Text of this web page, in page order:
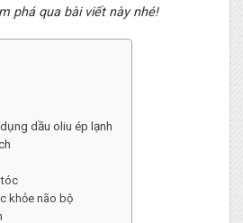
phá qua bài viết này nhé!
dầu oliu ép lạnh
khỏe não bộ